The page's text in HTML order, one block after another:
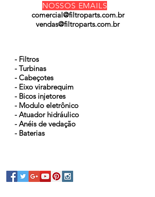
NOSSOS EMAILS
comercial@filtroparts.com.br
vendas@filtroparts.com.br
- Filtros
- Turbinas
- Cabeçotes
- Eixo virabrequim
- Bicos injetores
- Modulo eletrônico
- Atuador hidráulico
- Anéis de vedação
- Baterias